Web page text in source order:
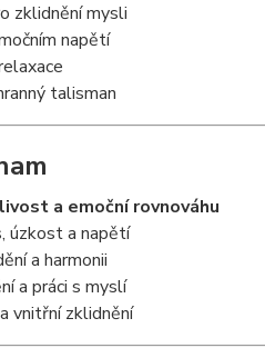
zklidnění mysli
napětí
talisman
a emoční rovnováhu
úzkost a napětí
a harmonii
a práci s myslí
vnitřní zklidnění